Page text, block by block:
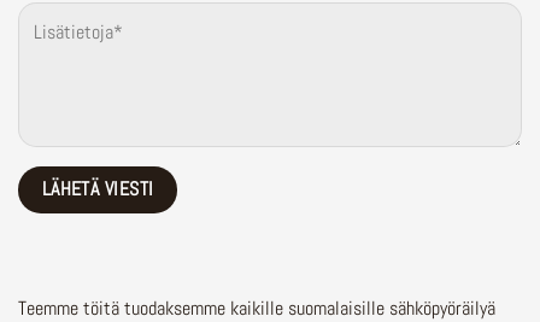
Teemme töitä tuodaksemme kaikille suomalaisille sähköpyöräilyä